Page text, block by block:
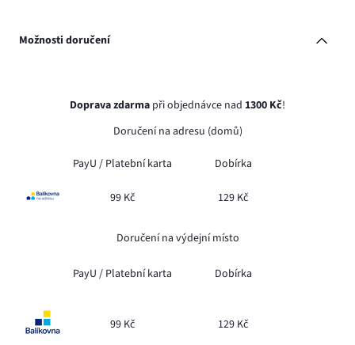
Možnosti doručení
Doprava zdarma při objednávce nad 1300 Kč!
Doručení na adresu (domů)
PayU / Platební karta Dobírka
99 Kč 129 Kč
Doručení na výdejní místo
PayU / Platební karta Dobírka
99 Kč 129 Kč